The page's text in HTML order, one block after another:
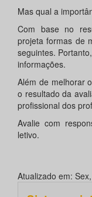
Mas qual a
Com base no
projeta formas de
seguintes.
informações.
Além de melhorar
o resultado da
profissional dos
Avalie com
letivo.
Atualizado em: